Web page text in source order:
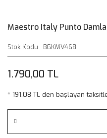
Maestro Italy Punto
Stok Kodu BGKMV468
1.790,00 TL
* 191,08 TL den başlayan